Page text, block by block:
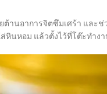
ต้านอาการจิตซึมเศร้า และ
หินหอม แล้วตั้งไว้ที่โต๊ะทำ